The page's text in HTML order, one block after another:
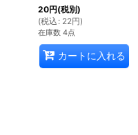
20円(税別)
(税込 : 22円)
在庫数 4点
カートに入れる